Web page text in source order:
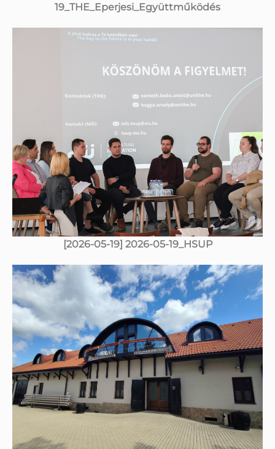
19_THE_Eperjesi_Együttműködés
[2026-05-19] 2026-05-19_HSUP